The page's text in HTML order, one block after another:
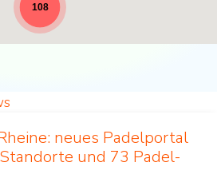
108
neues Padelportal
und 73 Padel-